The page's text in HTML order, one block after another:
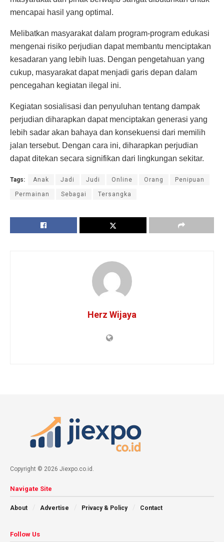
mencapai hasil yang optimal.
Melibatkan masyarakat dalam program-program edukasi
mengenai risiko perjudian dapat membantu menciptakan
kesadaran yang lebih luas. Dengan pengetahuan yang
cukup, masyarakat dapat menjadi garis depan dalam
pencegahan kegiatan ilegal ini.
Kegiatan sosialisasi dan penyuluhan tentang dampak
perjudian diharapkan dapat menciptakan generasi yang
lebih sadar akan bahaya dan konsekuensi dari memilih
jalan tersebut. Dengan cara ini, diharapkan perjudian
dapat ditekan secara signifikan dari lingkungan sekitar.
Tags: Anak Jadi Judi Online Orang Penipuan
Permainan Sebagai Tersangka
Herz Wijaya
Copyright © 2026 Jiexpo.co.id.
Navigate Site
About Advertise Privacy & Policy Contact
Follow Us